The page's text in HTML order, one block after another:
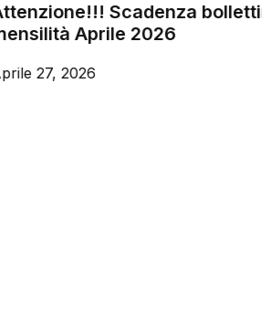
Scadenza
Aprile 2026
27, 2026